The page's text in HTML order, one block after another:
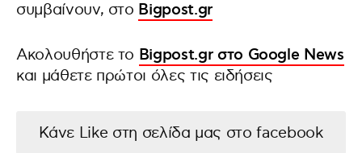
συμβαίνουν, στο Bigpost.gr
Ακολουθήστε το Bigpost.gr στο Google News
και μάθετε πρώτοι όλες τις ειδήσεις
Κάνε Like στη σελίδα μας στο facebook